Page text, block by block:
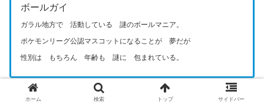
ボールガイ
ガラル地方で 活動している 謎のボールマニア。
ポケモンリーグ公認マスコットになることが 夢だが
性別は もちろん 年齢も 謎に 包まれている。
ホーム 検索 トップ サイドバー